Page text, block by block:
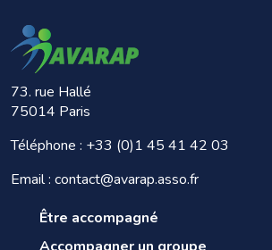
73. rue Hallé
75014 Paris
Téléphone : +33 (0)1 45 41 42 03
Email : contact@avarap.asso.fr
Être accompagné